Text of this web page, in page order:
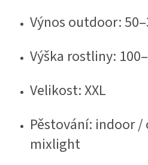
Výnos outdoor:
Výška rostliny:
Velikost: XXL
Pěstování: indoor
mixlight